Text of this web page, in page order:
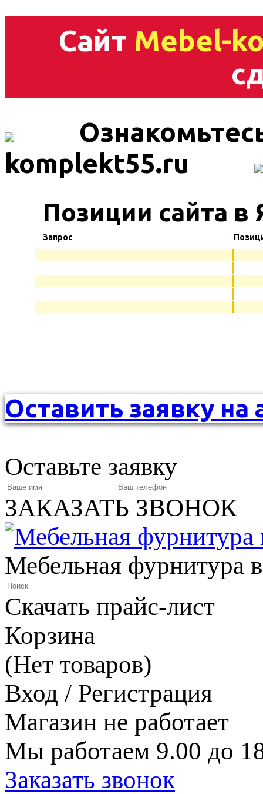
Сайт Mebel-
komplekt55.ru
Позиции сайта
Запрос
Оставить заявку на
Оставьте заявку
ЗАКАЗАТЬ ЗВОНОК
Мебельная фурнитура
Скачать прайс-лист
Корзина
(Нет товаров)
Вход / Регистрация
Магазин не работает
Мы работаем 9.00 до
Заказать звонок